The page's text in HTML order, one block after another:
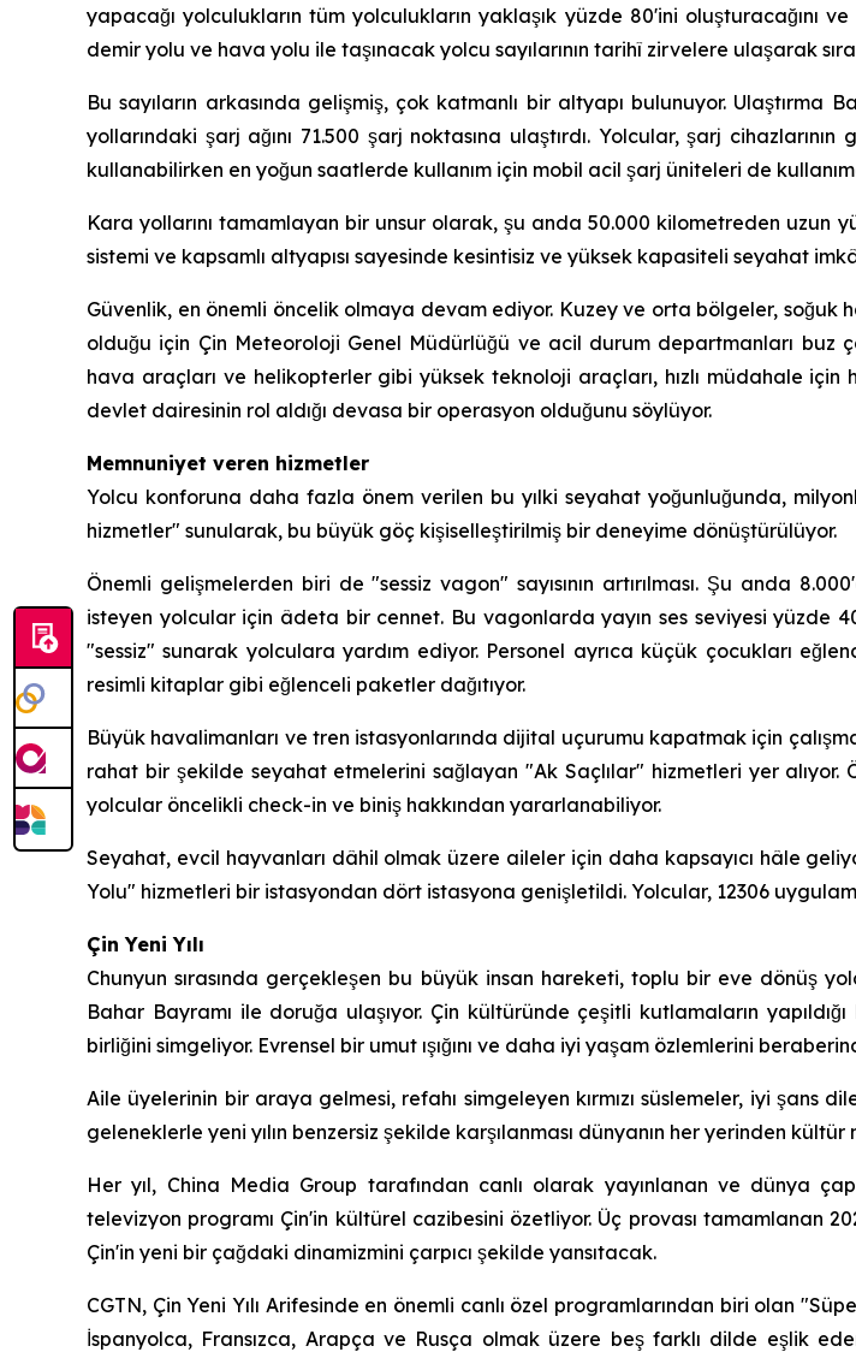
yapacağı yolculukların tüm yolculukların yaklaşık yüzde 80'ini oluşturacağını
demir yolu ve hava yolu ile taşınacak yolcu sayılarının tarihî zirvelere ulaşarak
Bu sayıların arkasında gelişmiş, çok katmanlı bir altyapı bulunuyor. Ulaştırma
yollarındaki şarj ağını 71.500 şarj noktasına ulaştırdı. Yolcular, şarj
kullanabilirken en yoğun saatlerde kullanım için mobil acil şarj üniteleri de
Kara yollarını tamamlayan bir unsur olarak, şu anda 50.000 kilometreden uzun
sistemi ve kapsamlı altyapısı sayesinde kesintisiz ve yüksek kapasiteli seyahat
Güvenlik, en önemli öncelik olmaya devam ediyor. Kuzey ve orta bölgeler, soğuk
olduğu için Çin Meteoroloji Genel Müdürlüğü ve acil durum departmanları buz
hava araçları ve helikopterler gibi yüksek teknoloji araçları, hızlı müdahale
devlet dairesinin rol aldığı devasa bir operasyon olduğunu söylüyor.
Memnuniyet veren hizmetler
Yolcu konforuna daha fazla önem verilen bu yılki seyahat yoğunluğunda,
hizmetler" sunularak, bu büyük göç kişiselleştirilmiş bir deneyime dönüştürülüyor.
Önemli gelişmelerden biri de "sessiz vagon" sayısının artırılması. Şu anda
isteyen yolcular için âdeta bir cennet. Bu vagonlarda yayın ses seviyesi yüzde
"sessiz" sunarak yolculara yardım ediyor. Personel ayrıca küçük çocukları
resimli kitaplar gibi eğlenceli paketler dağıtıyor.
Büyük havalimanları ve tren istasyonlarında dijital uçurumu kapatmak için
rahat bir şekilde seyahat etmelerini sağlayan "Ak Saçlılar" hizmetleri yer
yolcular öncelikli check-in ve biniş hakkından yararlanabiliyor.
Seyahat, evcil hayvanları dâhil olmak üzere aileler için daha kapsayıcı hâle
Yolu" hizmetleri bir istasyondan dört istasyona genişletildi. Yolcular, 12306
Çin Yeni Yılı
Chunyun sırasında gerçekleşen bu büyük insan hareketi, toplu bir eve dönüş
Bahar Bayramı ile doruğa ulaşıyor. Çin kültüründe çeşitli kutlamaların
birliğini simgeliyor. Evrensel bir umut ışığını ve daha iyi yaşam özlemlerini
Aile üyelerinin bir araya gelmesi, refahı simgeleyen kırmızı süslemeler, iyi şans
geleneklerle yeni yılın benzersiz şekilde karşılanması dünyanın her yerinden kültür
Her yıl, China Media Group tarafından canlı olarak yayınlanan ve dünya
televizyon programı Çin'in kültürel cazibesini özetliyor. Üç provası tamamlanan
Çin'in yeni bir çağdaki dinamizmini çarpıcı şekilde yansıtacak.
CGTN, Çin Yeni Yılı Arifesinde en önemli canlı özel programlarından biri olan
İspanyolca, Fransızca, Arapça ve Rusça olmak üzere beş farklı dilde eşlik